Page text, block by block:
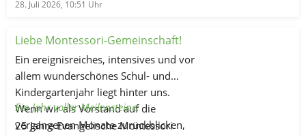
28. Juli 2026, 10:51 Uhr
Liebe Montessori-Gemeinschaft!
Ein ereignisreiches, intensives und vor
allem wunderschönes Schul- und
Kindergartenjahr liegt hinter uns.
Wenn wir als Vorstand auf die
vergangenen Monate zurückblicken,
Ein Jahr voller Meilensteine:
25 Jahre Evangelische Montessori